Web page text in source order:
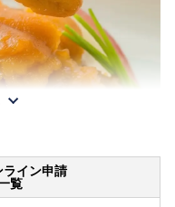
ライン申請
覧